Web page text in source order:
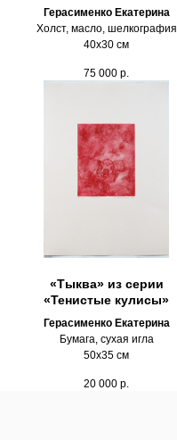
Герасименко Екатерина
Холст, масло, шелкография
40х30 см
75 000 р.
«Тыква» из серии
«Тенистые кулисы»
Герасименко Екатерина
Бумага, сухая игла
50х35 см
20 000 р.